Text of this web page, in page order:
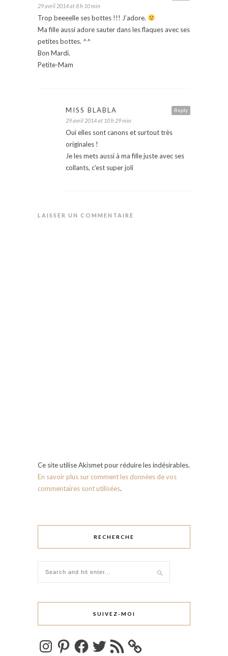
29 avril 2014 at 8 h 10 min
Trop beeeelle ses bottes !!! J’adore.
Ma fille aussi adore sauter dans les flaques avec ses
petites bottes. ^^
Bon Mardi.
Petite-Mam
Reply
MISS BLABLA
29 avril 2014 at 10 h 29 min
Oui elles sont canons et surtout très
originales !
Je les mets aussi à ma fille juste avec ses
collants, c’est super joli
LAISSER UN COMMENTAIRE
Ce site utilise Akismet pour réduire les indésirables.
En savoir plus sur comment les données de vos
commentaires sont utilisées.
RECHERCHE
SUIVEZ-MOI
InstagramPinterestFacebookTwitterFlux
RSS